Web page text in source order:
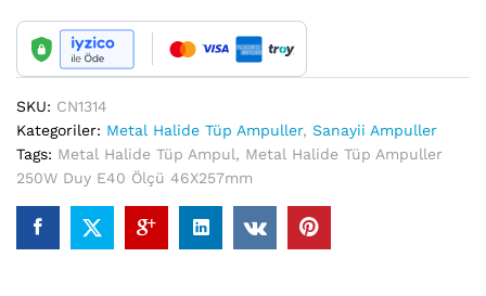
46X257mm
quantity
SKU: CN1314
Kategoriler: Metal Halide Tüp Ampuller, Sanayii Ampuller
Tags: Metal Halide Tüp Ampul, Metal Halide Tüp Ampuller
250W Duy E40 Ölçü 46X257mm